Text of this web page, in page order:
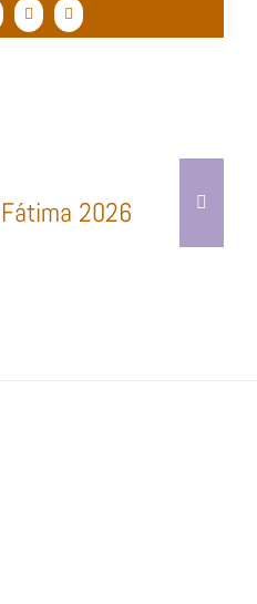
WhatsApp
Email
(necessário
2026